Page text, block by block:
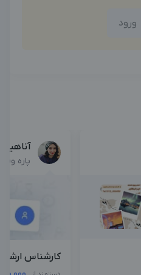
ورود
پاره
کارشناس ارشد